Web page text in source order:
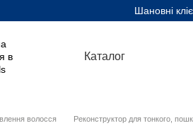
Шановні
Каталог
волосся Реконструктор для тонкого,